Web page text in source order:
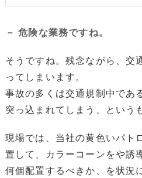
－ 危険な業務ですね。
そうですね。残念ながら、交
ってしまいます。
事故の多くは交通規制中であ
突っ込まれてしまう、という
現場では、当社の黄色いパト
置して、カラーコーンをや誘
何個配置するべきか、を状況